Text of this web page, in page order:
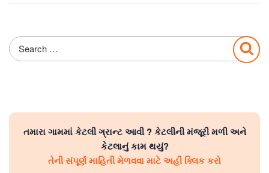
Search
for:
તમારા ગામમાં કેટલી ગ્રાન્ટ આવી ? કેટલીની મંજૂરી મળી અને
કેટલાનું કામ થયું?
તેની સંપૂર્ણ માહિતી મેળવવા માટે અહીં ક્લિક કરો